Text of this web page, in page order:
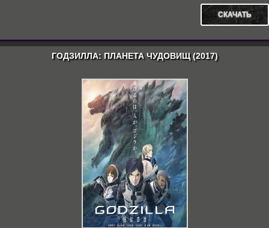
СКАЧАТЬ
ГОДЗИЛЛА: ПЛАНЕТА ЧУДОВИЩ (2017)